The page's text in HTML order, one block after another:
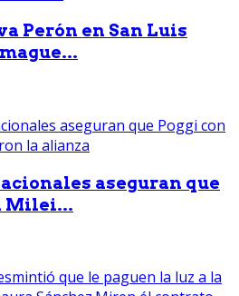
Perón en San Luis
aseguran que
Milei...